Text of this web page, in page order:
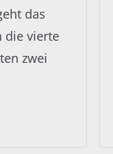
das
die vierte
zwei